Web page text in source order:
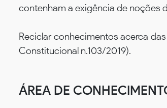
contenham a exigência de noções
Reciclar conhecimentos acerca
Constitucional n.103/2019).
ÁREA DE